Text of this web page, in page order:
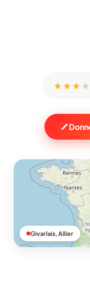
★ ★ ★★
Givarlais, Allier